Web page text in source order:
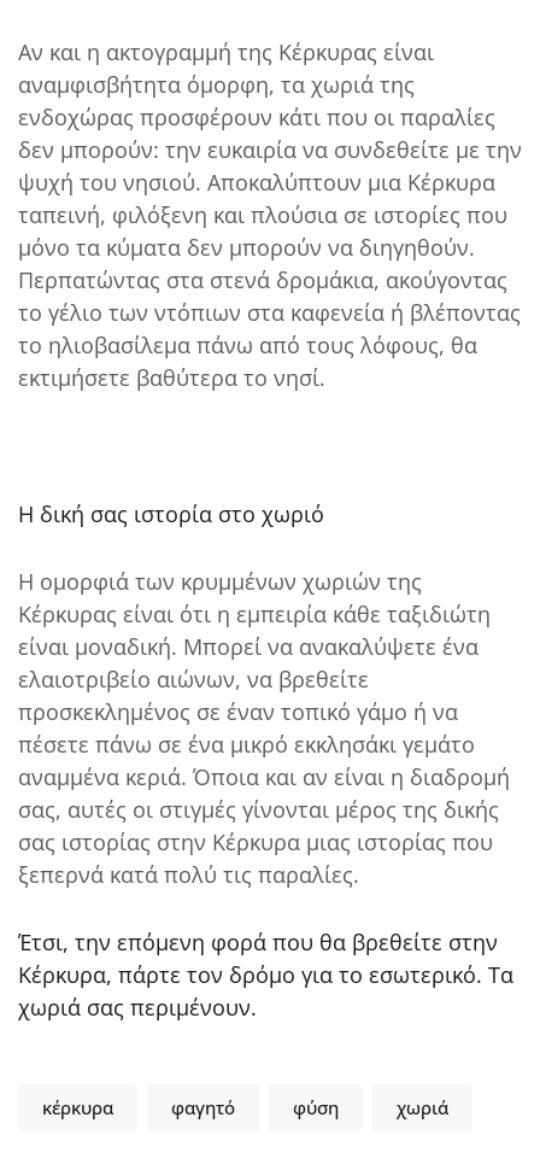
Αν και η ακτογραμμή της Κέρκυρας είναι
αναμφισβήτητα όμορφη, τα χωριά της
ενδοχώρας προσφέρουν κάτι που οι παραλίες
δεν μπορούν: την ευκαιρία να συνδεθείτε με την
ψυχή του νησιού. Αποκαλύπτουν μια Κέρκυρα
ταπεινή, φιλόξενη και πλούσια σε ιστορίες που
μόνο τα κύματα δεν μπορούν να διηγηθούν.
Περπατώντας στα στενά δρομάκια, ακούγοντας
το γέλιο των ντόπιων στα καφενεία ή βλέποντας
το ηλιοβασίλεμα πάνω από τους λόφους, θα
εκτιμήσετε βαθύτερα το νησί.
Η δική σας ιστορία στο χωριό
Η ομορφιά των κρυμμένων χωριών της
Κέρκυρας είναι ότι η εμπειρία κάθε ταξιδιώτη
είναι μοναδική. Μπορεί να ανακαλύψετε ένα
ελαιοτριβείο αιώνων, να βρεθείτε
προσκεκλημένος σε έναν τοπικό γάμο ή να
πέσετε πάνω σε ένα μικρό εκκλησάκι γεμάτο
αναμμένα κεριά. Όποια και αν είναι η διαδρομή
σας, αυτές οι στιγμές γίνονται μέρος της δικής
σας ιστορίας στην Κέρκυρα μιας ιστορίας που
ξεπερνά κατά πολύ τις παραλίες.
Έτσι, την επόμενη φορά που θα βρεθείτε στην
Κέρκυρα, πάρτε τον δρόμο για το εσωτερικό. Τα
χωριά σας περιμένουν.
κέρκυρα φαγητό φύση χωριά